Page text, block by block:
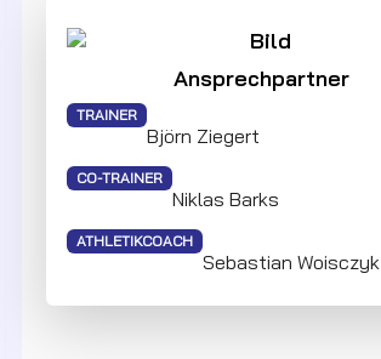
Ansprechpartner
TRAINER
Björn Ziegert
CO-TRAINER
Niklas Barks
ATHLETIKCOACH
Sebastian Woisczyk